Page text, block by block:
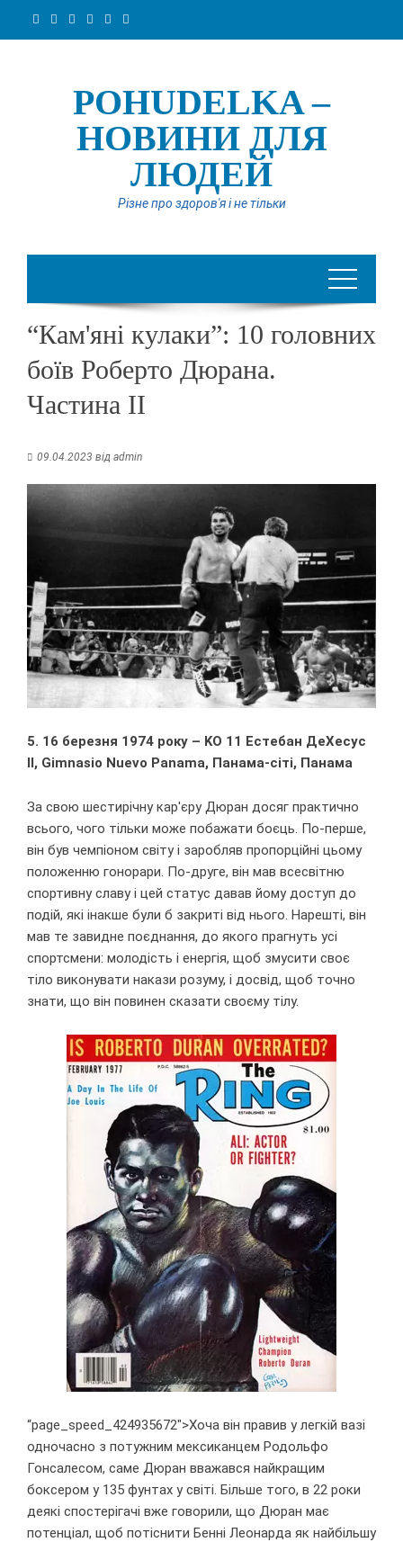
POHUDELKA –
НОВИНИ ДЛЯ
ЛЮДЕЙ
Різне про здоров'я і не тільки
“Кам'яні кулаки”: 10 головних
боїв Роберто Дюрана.
Частина II
09.04.2023 від admin
5. 16 березня 1974 року – KO 11 Естебан ДеХесус
II, Gimnasio Nuevo Panama, Панама-сіті, Панама
За свою шестирічну кар'єру Дюран досяг практично
всього, чого тільки може побажати боєць. По-перше,
він був чемпіоном світу і заробляв пропорційні цьому
положенню гонорари. По-друге, він мав всесвітню
спортивну славу і цей статус давав йому доступ до
подій, які інакше були б закриті від нього. Нарешті, він
мав те завидне поєднання, до якого прагнуть усі
спортсмени: молодість і енергія, щоб змусити своє
тіло виконувати накази розуму, і досвід, щоб точно
знати, що він повинен сказати своєму тілу.
“page_speed_424935672″>Хоча він правив у легкій вазі
одночасно з потужним мексиканцем Родольфо
Гонсалесом, саме Дюран вважався найкращим
боксером у 135 фунтах у світі. Більше того, в 22 роки
деякі спостерігачі вже говорили, що Дюран має
потенціал, щоб потіснити Бенні Леонарда як найбільшу